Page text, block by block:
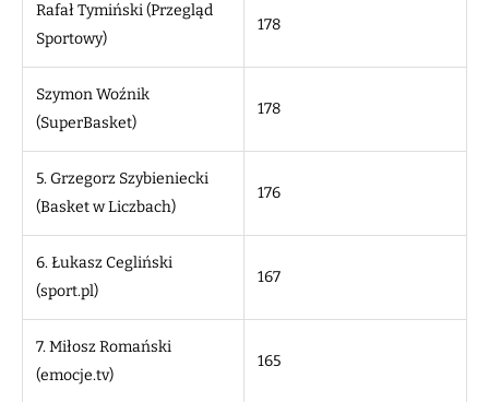
Rafał Tymiński (Przegląd
Sportowy)
178
Szymon Woźnik
(SuperBasket)
178
5. Grzegorz Szybieniecki
(Basket w Liczbach)
176
6. Łukasz Cegliński
(sport.pl)
167
7. Miłosz Romański
(emocje.tv)
165